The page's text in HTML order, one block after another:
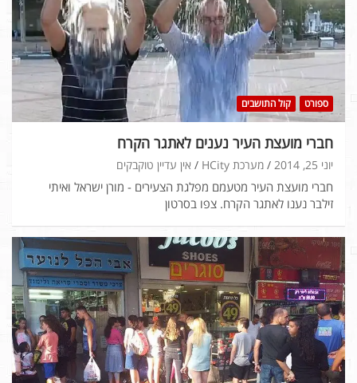
ספורט קול התושבים
חברי מועצת העיר נענים לאתגר הקרח
יוני 25, 2014 מערכת HCity אין עדיין טוקבקים
חברי מועצת העיר מטעמם מפלגת הצעירים - מורן ישראל ואיתי
זילבר נענו לאתגר הקרח. צפו בסרטון